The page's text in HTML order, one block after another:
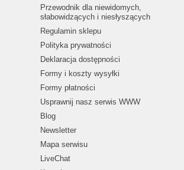
Przewodnik dla niewidomych,
słabowidzących i niesłyszących
Regulamin sklepu
Polityka prywatności
Deklaracja dostępności
Formy i koszty wysyłki
Formy płatności
Usprawnij nasz serwis WWW
Blog
Newsletter
Mapa serwisu
LiveChat